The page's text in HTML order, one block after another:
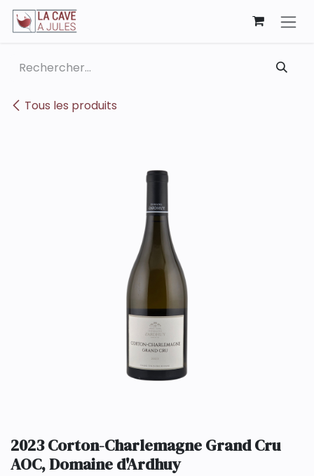
Se rendre au contenu
Tous les produits
2023 Corton-Charlemagne Grand Cru
AOC, Domaine d'Ardhuy